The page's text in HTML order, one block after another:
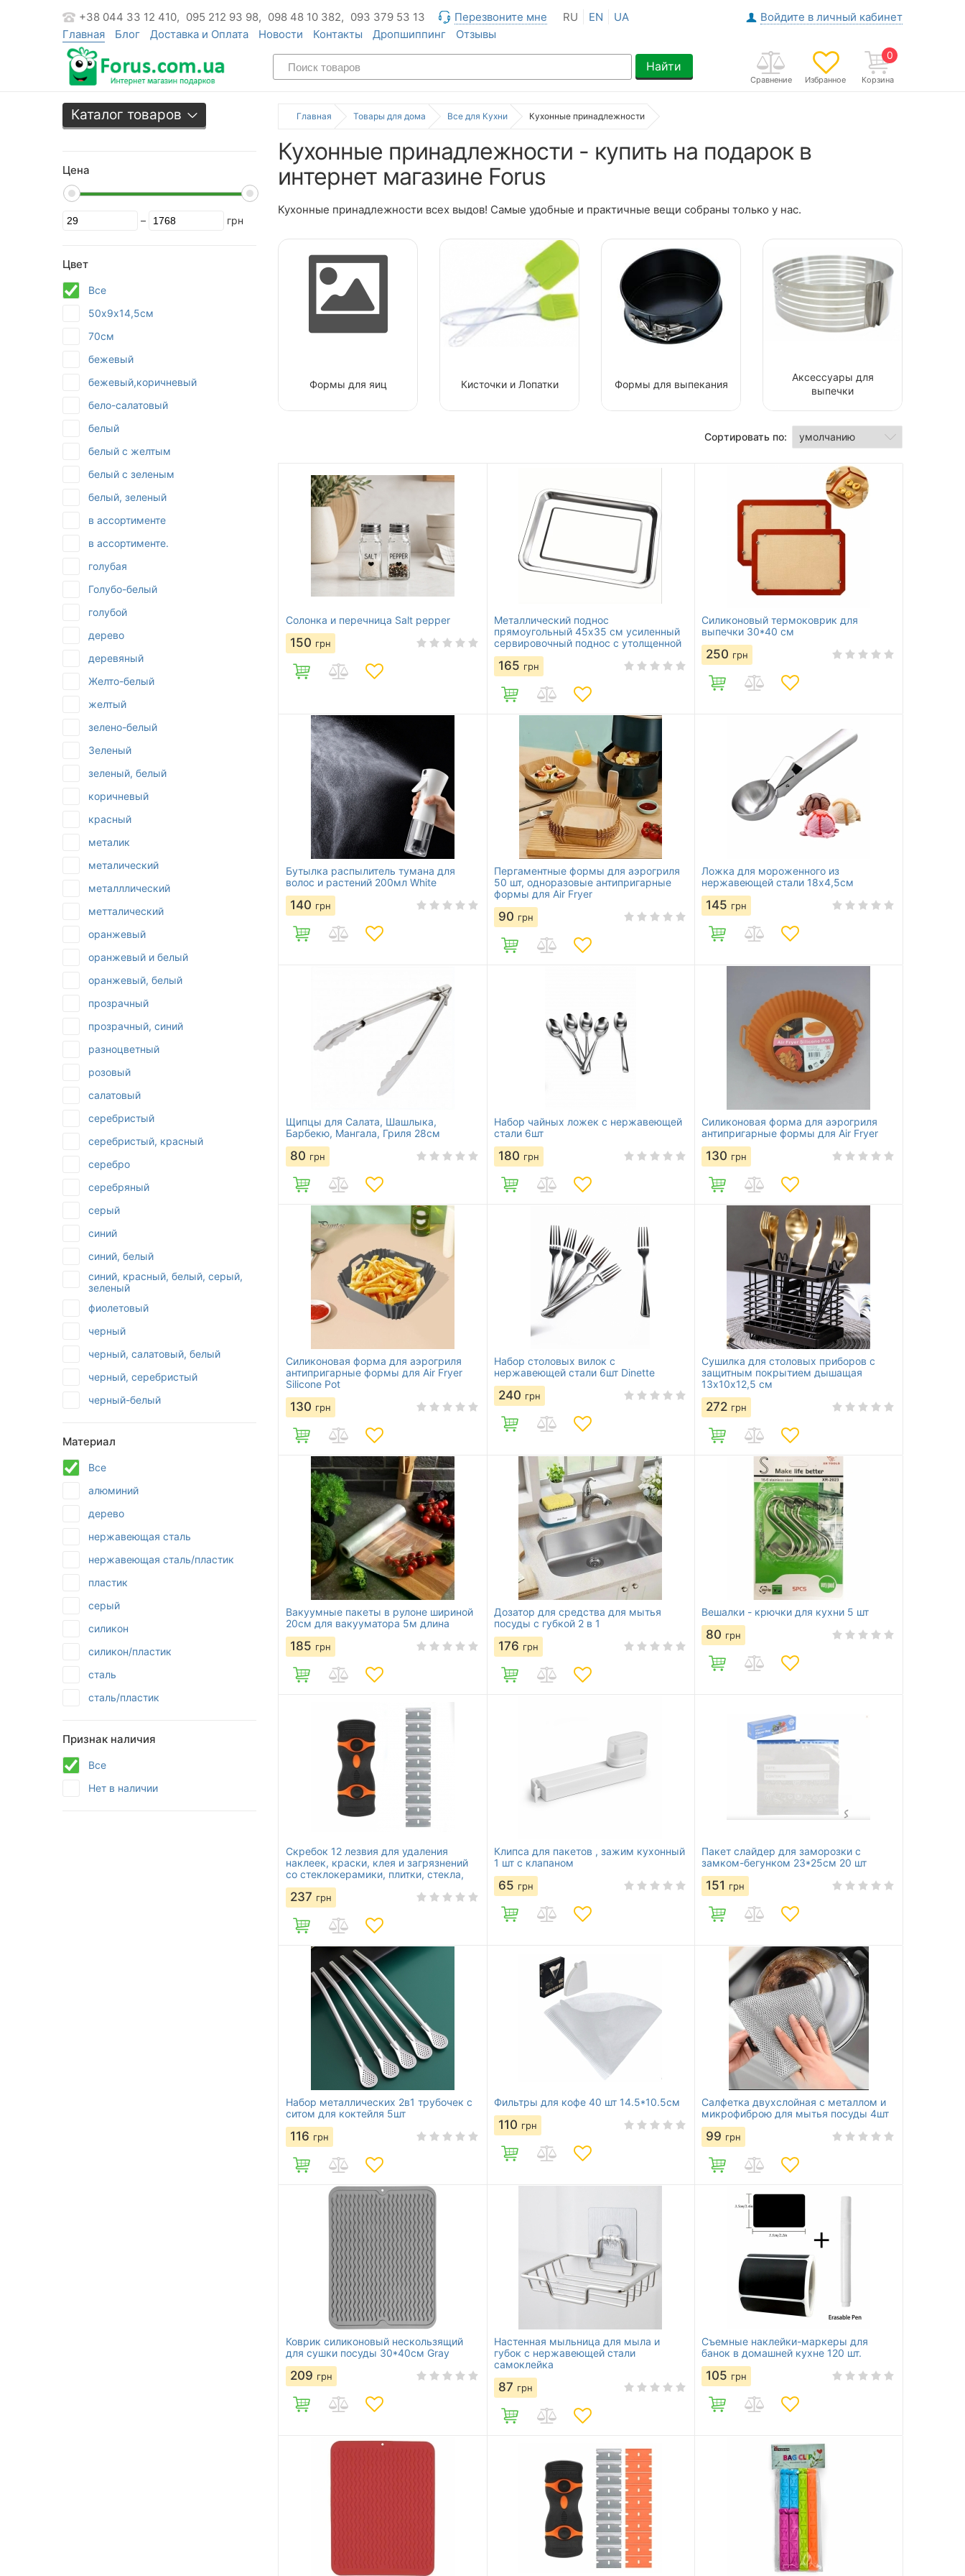
+38 044 33 12 410, 095 212 93 98, 098 48 10 382, 093 379 53 13 Перезвоните мне RU EN UA
Войдите в личный кабинет
Главная
Блог Доставка и Оплата Новости Контакты Дропшиппинг Отзывы
0
Корзина
Избранное
Сравнение
Найти
Каталог товаров
Цена
– грн
Цвет
Все
50х9х14,5см
70см
бежевый
бежевый,коричневый
бело-салатовый
белый
белый с желтым
белый с зеленым
белый, зеленый
в ассортименте
в ассортименте.
голубая
Голубо-белый
голубой
дерево
деревяный
Желто-белый
желтый
зелено-белый
Зеленый
зеленый, белый
коричневый
красный
металик
металический
металллический
метталический
оранжевый
оранжевый и белый
оранжевый, белый
прозрачный
прозрачный, синий
разноцветный
розовый
салатовый
серебристый
серебристый, красный
серебро
серебряный
серый
синий
синий, белый
синий, красный, белый, серый,
зеленый
фиолетовый
черный
черный, салатовый, белый
черный, серебристый
черный-белый
Материал
Все
алюминий
дерево
нержавеющая сталь
нержавеющая сталь/пластик
пластик
серый
силикон
силикон/пластик
сталь
сталь/пластик
Признак наличия
Все
Нет в наличии
Главная Товары для дома Все для Кухни Кухонные принадлежности
Кухонные принадлежности - купить на подарок в
интернет магазине Forus
Кухонные принадлежности всех выдов! Самые удобные и практичные вещи собраны только у нас.
Формы для яиц Кисточки и Лопатки Формы для выпекания
Аксессуары для
выпечки
Сортировать по:
Солонка и перечница Salt pepper
150 грн
Металлический поднос
прямоугольный 45х35 см усиленный
сервировочный поднос с утолщенной
пластиной
165 грн
Силиконовый термоковрик для
выпечки 30*40 см
250 грн
Бутылка распылитель тумана для
волос и растений 200мл White
140 грн
Пергаментные формы для аэрогриля
50 шт, одноразовые антипригарные
формы для Air Fryer
90 грн
Ложка для мороженного из
нержавеющей стали 18х4,5см
145 грн
Щипцы для Салата, Шашлыка,
Барбекю, Мангала, Гриля 28см
80 грн
Набор чайных ложек с нержавеющей
стали 6шт
180 грн
Силиконовая форма для аэрогриля
антипригарные формы для Air Fryer
130 грн
Силиконовая форма для аэрогриля
антипригарные формы для Air Fryer
Silicone Pot
130 грн
Набор столовых вилок с
нержавеющей стали 6шт Dinette
240 грн
Сушилка для столовых приборов с
защитным покрытием дышащая
13х10х12,5 см
272 грн
Вакуумные пакеты в рулоне шириной
20см для вакууматора 5м длина
185 грн
Дозатор для средства для мытья
посуды с губкой 2 в 1
176 грн
Вешалки - крючки для кухни 5 шт
80 грн
Скребок 12 лезвия для удаления
наклеек, краски, клея и загрязнений
со стеклокерамики, плитки, стекла,
варочных и других поверхностей
237 грн
Клипса для пакетов , зажим кухонный
1 шт с клапаном
65 грн
Пакет слайдер для заморозки с
замком-бегунком 23*25см 20 шт
151 грн
Набор металлических 2в1 трубочек с
ситом для коктейля 5шт
116 грн
Фильтры для кофе 40 шт 14.5*10.5см
110 грн
Салфетка двухслойная с металлом и
микрофиброю для мытья посуды 4шт
99 грн
Коврик силиконовый нескользящий
для сушки посуды 30*40см Gray
209 грн
Настенная мыльница для мыла и
губок с нержавеющей стали
самоклейка
87 грн
Съемные наклейки-маркеры для
банок в домашней кухне 120 шт.
105 грн